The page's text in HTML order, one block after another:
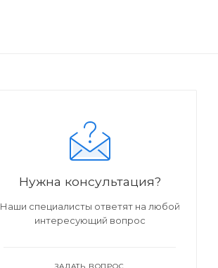
Нужна консультация?
Наши специалисты ответят на любой
интересующий вопрос